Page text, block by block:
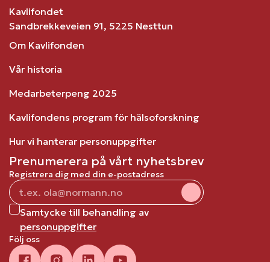
Kavlifondet
Sandbrekkeveien 91, 5225 Nesttun
Om Kavlifonden
Vår historia
Medarbeterpeng 2025
Kavlifondens program för hälsoforskning
Hur vi hanterar personuppgifter
Prenumerera på vårt nyhetsbrev
Registrera dig med din e-postadress
Samtycke till behandling av
personuppgifter
Följ oss